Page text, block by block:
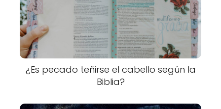
¿Es pecado teñirse el cabello según la
Biblia?